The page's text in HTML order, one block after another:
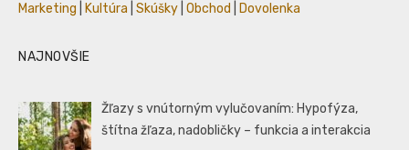
Marketing
Kultúra Skúšky Obchod Dovolenka
NAJNOVŠIE
Žľazy s vnútorným vylučovaním: Hypofýza,
štítna žľaza, nadobličky – funkcia a interakcia